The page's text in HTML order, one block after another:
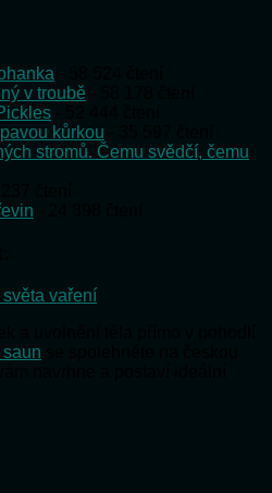
v troubě
kůrkou
stromů. Čemu svědčí, čemu
vaření